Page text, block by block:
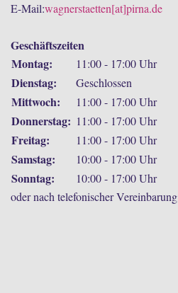
E-Mail:wagnerstaetten[at]pirna.de
Geschäftszeiten
Montag:
11:00 - 17:00 Uhr
Dienstag: Geschlossen
Mittwoch: 11:00 - 17:00 Uhr
Donnerstag: 11:00 - 17:00 Uhr
Freitag: 11:00 - 17:00 Uhr
Samstag: 10:00 - 17:00 Uhr
Sonntag:
10:00 - 17:00 Uhr
oder nach telefonischer Vereinbarung